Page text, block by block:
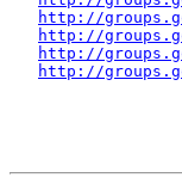
http://
http://
http://
http://